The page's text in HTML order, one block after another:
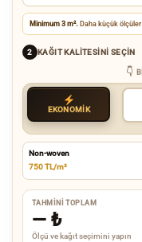
Minimum 3 m². Daha küçük
2 KAĞIT KALITESINI SEÇIN
EKONOMİK
Non-woven
750 TL/m²
TAHMINI TOPLAM
— ₺
Ölçü ve kağıt seçimini yapın